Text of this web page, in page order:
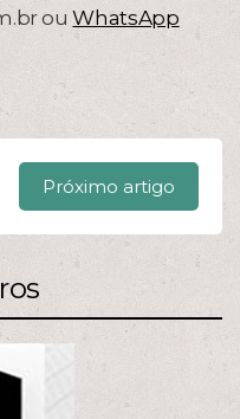
ouWhatsApp
Próximo artigo